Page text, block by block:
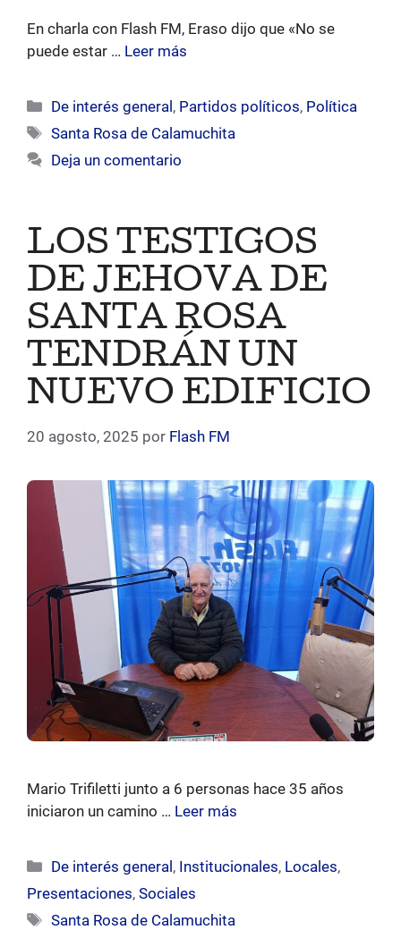
En charla con Flash FM, Eraso dijo que «No se
puede estar … Leer más
Categorías
De interés general , Partidos políticos, Política
Etiquetas
Santa Rosa de Calamuchita
Deja un comentario
LOS TESTIGOS
DE JEHOVA DE
SANTA ROSA
TENDRÁN UN
NUEVO EDIFICIO
20 agosto, 2025 por Flash FM
Mario Trifiletti junto a 6 personas hace 35 años
iniciaron un camino … Leer más
Categorías
De interés general, Institucionales, Locales,
Presentaciones, Sociales
Etiquetas
Santa Rosa de Calamuchita